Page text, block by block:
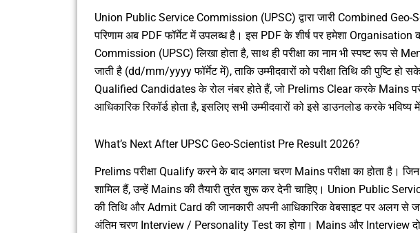
Union Public Service Commission (UPSC) द्वारा जारी Combined Geo-
परिणाम अब PDF फॉर्मेट में उपलब्ध है। इस PDF के शीर्ष पर हमेशा Organisation
Commission (UPSC) लिखा होता है, साथ ही परीक्षा का नाम भी स्पष्ट रूप से
जाती है (dd/mm/yyyy फॉर्मेट में), ताकि उम्मीदवारों को परीक्षा तिथि की पुष्टि हो
Qualified Candidates के रोल नंबर होते हैं, जो Prelims Clear करके Mains
आधिकारिक रिकॉर्ड होता है, इसलिए सभी उम्मीदवारों को इसे डाउनलोड करके भविष्य
What’s Next After UPSC Geo-Scientist Pre Result 2026?
Prelims परीक्षा Qualify करने के बाद अगला चरण Mains परीक्षा का होता है। जिन
शामिल हैं, उन्हें Mains की तैयारी तुरंत शुरू कर देनी चाहिए। Union Public
की तिथि और Admit Card की जानकारी अपनी आधिकारिक वेबसाइट पर अलग से
अंतिम चरण Interview / Personality Test का होगा। Mains और Interview